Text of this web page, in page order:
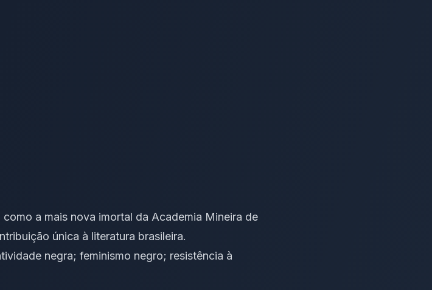
a mais nova imortal da Academia Mineira de
única à literatura brasileira.
negra; feminismo negro; resistência à